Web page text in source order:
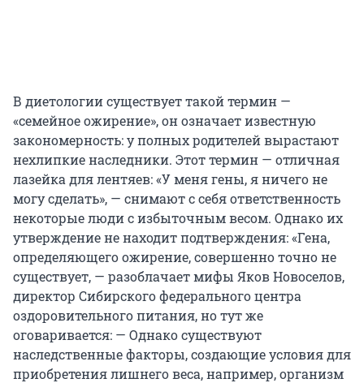
В диетологии существует такой термин —
«семейное ожирение», он означает известную
закономерность: у полных родителей вырастают
нехлипкие наследники. Этот термин — отличная
лазейка для лентяев: «У меня гены, я ничего не
могу сделать», — снимают с себя ответственность
некоторые люди с избыточным весом. Однако их
утверждение не находит подтверждения: «Гена,
определяющего ожирение, совершенно точно не
существует, — разоблачает мифы Яков Новоселов,
директор Сибирского федерального центра
оздоровительного питания, но тут же
оговаривается: — Однако существуют
наследственные факторы, создающие условия для
приобретения лишнего веса, например, организм